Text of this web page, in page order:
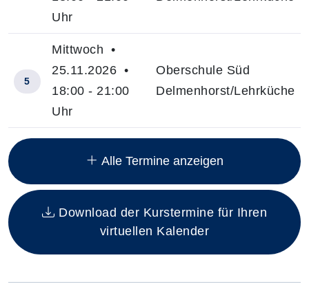
Insgesamt gibt es 6 Termine zum diesen Kurs
Uhr
5
Mittwoch •
25.11.2026 •
18:00 - 21:00
Uhr
Oberschule Süd
Delmenhorst/Lehrküche
Alle Termine anzeigen
Download der Kurstermine für Ihren
virtuellen Kalender